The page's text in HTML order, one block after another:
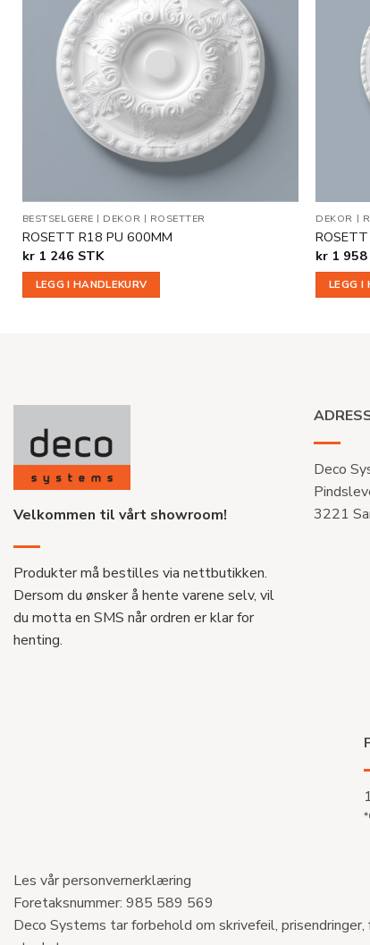
ønskeliste
BESTSELGERE | DEKOR | ROSETTER
ROSETT R18 PU 600MM
kr1 246 STK
LEGG I HANDLEKURV
DEKOR |
kr 1 958
LEGG I
Velkommen til vårt showroom!
Produkter må bestilles via nettbutikken.
Dersom du ønsker å hente varene selv, vil
du motta en SMS når ordren er klar for
henting.
Deco
3221
Les vår personvernerklæring
Foretaksnummer: 985 589 569
Deco Systems tar forbehold om skrivefeil,